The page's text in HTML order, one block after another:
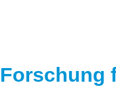
Forschung